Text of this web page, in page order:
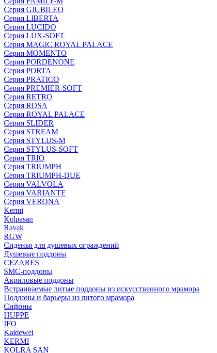
Серия GIUBILEO
Серия LIBERTA
Серия LUCIDO
Серия LUX-SOFT
Серия MAGIC ROYAL PALACE
Серия MOMENTO
Серия PORDENONE
Серия PORTA
Серия PRATICO
Серия PREMIER-SOFT
Серия RETRO
Серия ROSA
Серия ROYAL PALACE
Серия SLIDER
Серия STREAM
Серия STYLUS-M
Серия STYLUS-SOFT
Серия TRIO
Серия TRIUMPH
Серия TRIUMPH-DUE
Серия VALVOLA
Серия VARIANTE
Серия VERONA
Kermi
Kolpasan
Ravak
RGW
Сиденья для душевых ограждений
Душевые поддоны
CEZARES
SMC-поддоны
Акриловые поддоны
Встраиваемые литые поддоны из искусственного мрамора
Поддоны и барьеры из литого мрамора
Сифоны
HUPPE
IFO
Kaldewei
KERMI
KOLRA SAN